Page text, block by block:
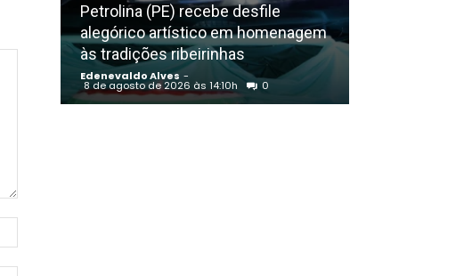
Petrolina (PE) recebe desfile
alegórico artístico em homenagem
às tradições ribeirinhas
Edenevaldo Alves -
8 de agosto de 2026 às 14:10h 0